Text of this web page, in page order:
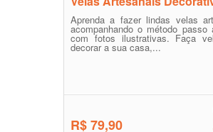
Aprenda a fazer lindas velas
acompanhando o método passo
com fotos ilustrativas. Faça
decorar a sua casa,...
R$ 79,90